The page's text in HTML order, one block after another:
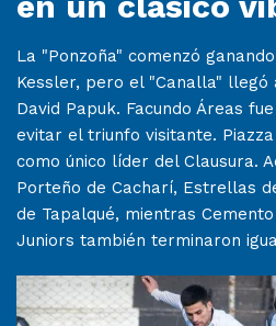
La "Ponzoña" comenzó
Kessler, pero el "Canalla"
David Papuk. Facundo Áreas
evitar el triunfo visitante.
como único líder del Clausura.
Porteño de Cacharí, Estrellas
de Tapalqué, mientras
Juniors también terminaron